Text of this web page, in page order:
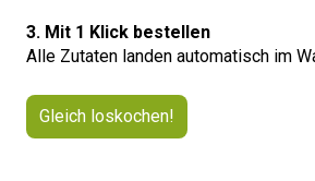
3. Mit 1 Klick bestellen
Alle Zutaten landen automatisch im
Gleich loskochen!